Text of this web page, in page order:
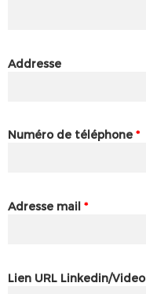
Addresse
Numéro de téléphone *
Adresse mail *
Lien URL Linkedin/Video